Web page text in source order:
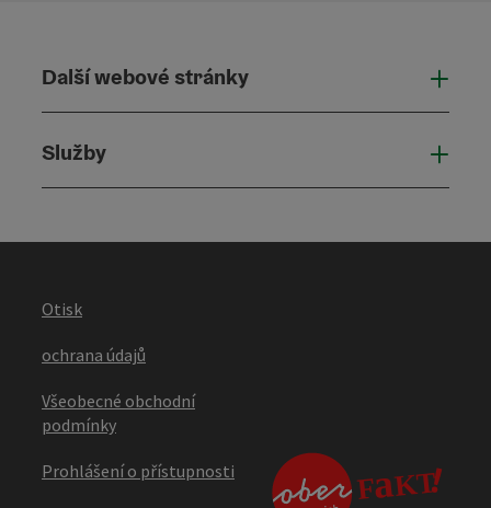
Další webové stránky
Služby
Otisk
ochrana údajů
Všeobecné obchodní
podmínky
Prohlášení o přístupnosti